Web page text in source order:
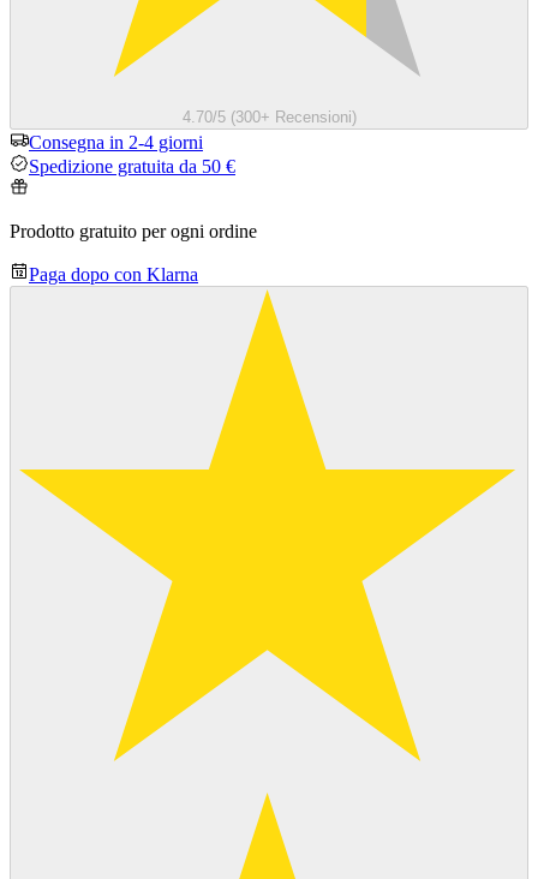
4.70/5 (300+ Recensioni)
Consegna in 2-4 giorni
Spedizione gratuita da 50 €
Prodotto gratuito per ogni ordine
Paga dopo con Klarna